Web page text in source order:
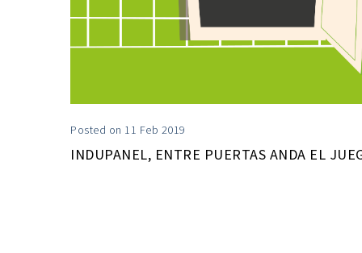
Posted on 11 Feb 2019
INDUPANEL, ENTRE PUERTAS ANDA EL